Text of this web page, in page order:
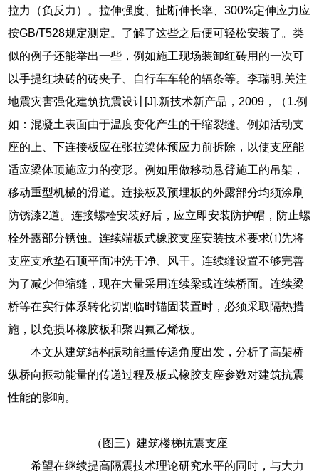
拉力（负反力）。拉伸强度、扯断伸长率、300%定伸应力应
按GB/T528规定测定。了解了这些之后便可轻松安装了。类
似的例子还能举出一些，例如施工现场装卸红砖用的一次可
以手提红块砖的砖夹子、自行车车轮的辐条等。李瑞明.关注
地震灾害强化建筑抗震设计[J].新技术新产品，2009，（1.例
如：混凝土表面由于温度变化产生的干缩裂缝。例如活动支
座的上、下连接板应在张拉梁体预应力前拆除，以使支座能
适应梁体顶施应力的变形。例如用做移动悬臂施工的吊架，
移动重型机械的滑道。连接板及预埋板的外露部分均须涂刷
防锈漆2道。连接螺栓安装好后，应立即安装防护帽，防止螺
栓外露部分锈蚀。连续端板式橡胶支座安装技术要求⑴先将
支座支承垫石顶平面冲洗干净、风干。连续缝设置不够完善
为了减少伸缩缝，现在大量采用连续梁或连续桥面。连续梁
桥等在实行体系转化切割临时锚固装置时，必须采取隔热措
施，以免损坏橡胶板和聚四氟乙烯板。
本文从建筑结构振动能量传递角度出发，分析了高架桥
纵桥向振动能量的传递过程及板式橡胶支座参数对建筑抗震
性能的影响。
（图三）建筑楼梯抗震支座
希望在继续提高隔震技术理论研究水平的同时，与大力